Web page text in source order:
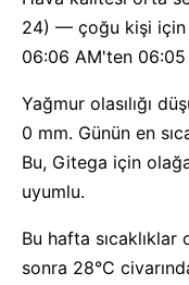
24) — çoğu kişi için
06:06 AM'ten
Yağmur olasılığı
0 mm. Günün en
Bu, Gitega için
uyumlu.
Bu hafta
sonra 28°C